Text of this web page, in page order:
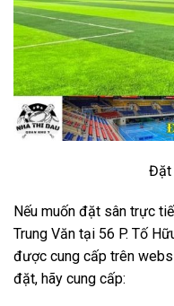
Đặt
Nếu muốn đặt sân trực
Trung Văn tại 56 P. Tố
được cung cấp trên
đặt, hãy cung cấp: